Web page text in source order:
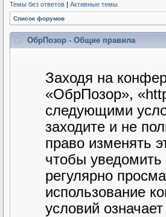
Темы без ответов | Активные темы
Список форумов
ОбрПозор - Общие правила
Заходя на
«ОбрПозор»,
следующими
заходите и не
право изменять
чтобы
регулярно
использование
условий